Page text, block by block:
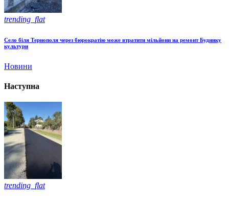
trending_flat
Село біля Тернополя через бюрократію може втратити мільйони на ремонт Будинку
культури
Новини
Наступна
trending_flat